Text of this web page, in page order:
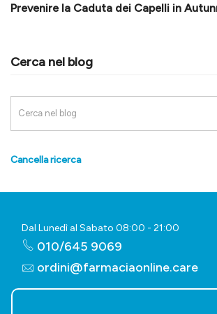
Cerca nel blog
Cancella ricerca
Prevenire la Caduta dei Capelli in
Dal Lunedì al Sabato 08:00 - 21:00
010/645 9069
ordini@farmaciaonline.care